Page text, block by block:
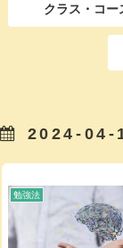
クラス・コー
2024-04-
勉強法